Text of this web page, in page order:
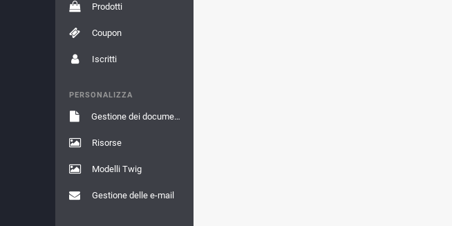
Prodotti
Coupon
Iscritti
PERSONALIZZA
Gestione dei documenti
Risorse
Modelli Twig
Gestione delle e-mail